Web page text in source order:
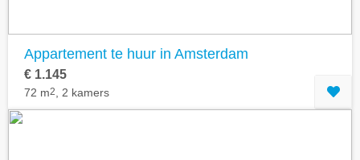
Appartement te huur in Amsterdam
€ 1.145
72 m2 , 2 kamers